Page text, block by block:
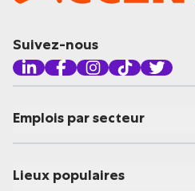
Suivez-nous
Emplois par secteur
Lieux populaires